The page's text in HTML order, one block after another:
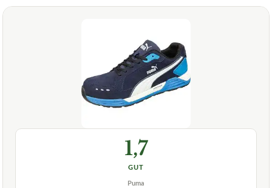
1,7
GUT
Puma